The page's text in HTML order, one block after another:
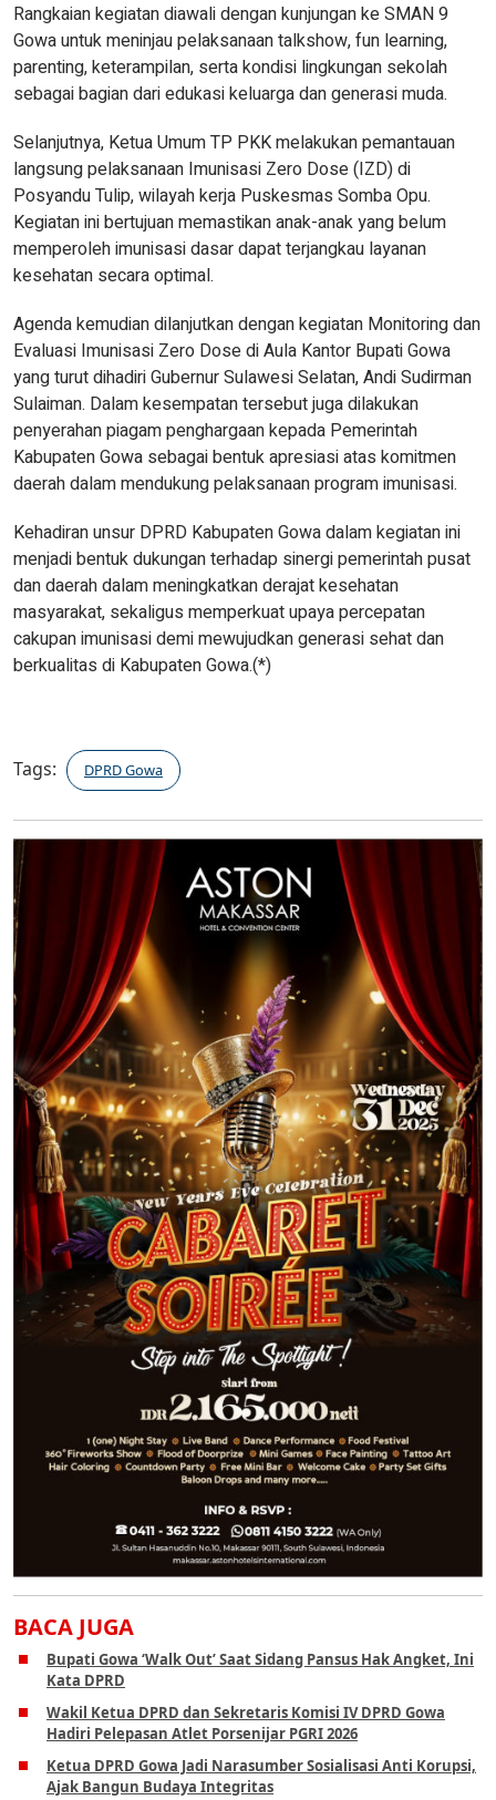
Rangkaian kegiatan diawali dengan kunjungan ke SMAN 9
Gowa untuk meninjau pelaksanaan talkshow, fun learning,
parenting, keterampilan, serta kondisi lingkungan sekolah
sebagai bagian dari edukasi keluarga dan generasi muda.
Selanjutnya, Ketua Umum TP PKK melakukan pemantauan
langsung pelaksanaan Imunisasi Zero Dose (IZD) di
Posyandu Tulip, wilayah kerja Puskesmas Somba Opu.
Kegiatan ini bertujuan memastikan anak-anak yang belum
memperoleh imunisasi dasar dapat terjangkau layanan
kesehatan secara optimal.
Agenda kemudian dilanjutkan dengan kegiatan Monitoring dan
Evaluasi Imunisasi Zero Dose di Aula Kantor Bupati Gowa
yang turut dihadiri Gubernur Sulawesi Selatan, Andi Sudirman
Sulaiman. Dalam kesempatan tersebut juga dilakukan
penyerahan piagam penghargaan kepada Pemerintah
Kabupaten Gowa sebagai bentuk apresiasi atas komitmen
daerah dalam mendukung pelaksanaan program imunisasi.
Kehadiran unsur DPRD Kabupaten Gowa dalam kegiatan ini
menjadi bentuk dukungan terhadap sinergi pemerintah pusat
dan daerah dalam meningkatkan derajat kesehatan
masyarakat, sekaligus memperkuat upaya percepatan
cakupan imunisasi demi mewujudkan generasi sehat dan
berkualitas di Kabupaten Gowa.(*)
Tags: DPRD Gowa
BACA JUGA
Bupati Gowa ‘Walk Out’ Saat Sidang Pansus Hak Angket, Ini
Kata DPRD
Wakil Ketua DPRD dan Sekretaris Komisi IV DPRD Gowa
Hadiri Pelepasan Atlet Porsenijar PGRI 2026
Ketua DPRD Gowa Jadi Narasumber Sosialisasi Anti Korupsi,
Ajak Bangun Budaya Integritas